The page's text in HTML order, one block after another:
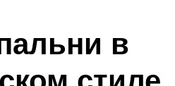
в